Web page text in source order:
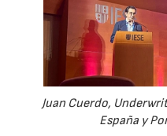
Juan Cuerdo,
España y